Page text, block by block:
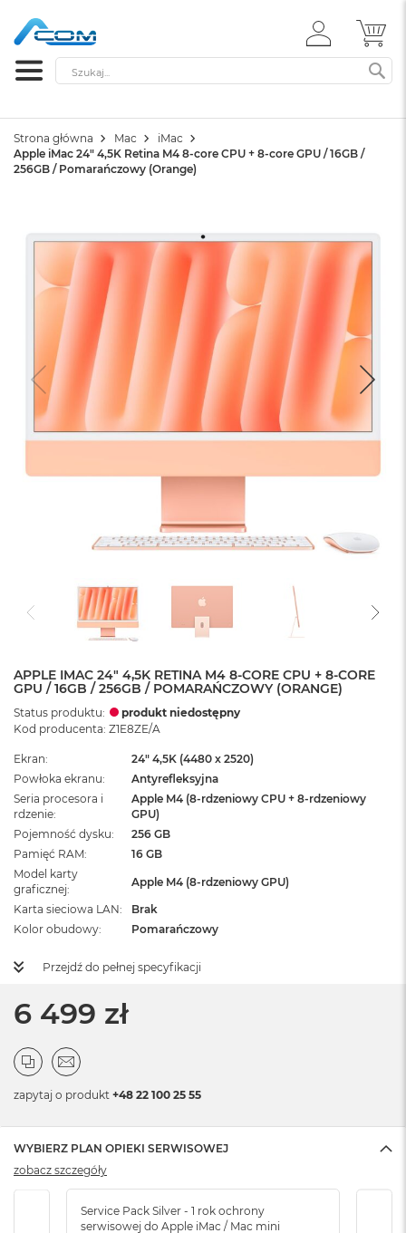
ZALOGUJ
SIĘ
Szukaj
Strona główna Mac
iMac
Apple iMac 24" 4,5K Retina M4 8-core CPU + 8-core GPU / 16GB /
256GB / Pomarańczowy (Orange)
APPLE IMAC 24" 4,5K RETINA M4 8-CORE CPU + 8-CORE
GPU / 16GB / 256GB / POMARAŃCZOWY (ORANGE)
Status produktu:
produkt niedostępny
Kod producenta: Z1E8ZE/A
Ekran
24" 4,5K (4480 x 2520)
Powłoka ekranu
Antyrefleksyjna
Seria procesora i
rdzenie
Apple M4 (8-rdzeniowy CPU + 8-rdzeniowy
GPU)
Pojemność dysku
256 GB
Pamięć RAM
16 GB
Model karty
graficznej
Apple M4 (8-rdzeniowy GPU)
Karta sieciowa LAN
Brak
Kolor obudowy
Pomarańczowy
Przejdź do pełnej specyfikacji
6 499 zł
zapytaj o produkt +48 22 100 25 55
WYBIERZ PLAN OPIEKI SERWISOWEJ
Service Pack Silver - 1 rok ochrony
serwisowej do Apple iMac / Mac mini
zobacz szczegóły